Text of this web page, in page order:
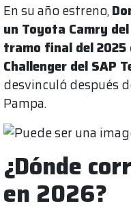
En su año estreno,
un Toyota Camry
tramo final del 2025
Challenger del SAP
desvinculó después
Pampa.
¿Dónde
en 2026?